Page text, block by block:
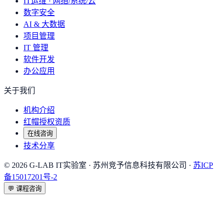
数字安全
AI & 大数据
项目管理
IT 管理
软件开发
办公应用
关于我们
机构介绍
红帽授权资质
在线咨询
技术分享
© 2026 G-LAB IT实验室 · 苏州竞予信息科技有限公司 · 苏ICP
备15017201号-2
💬 课程咨询